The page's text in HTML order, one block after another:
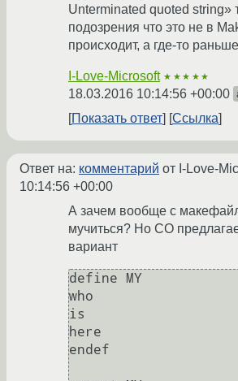
Unterminated quoted string»
подозрения что это не в
происходит, а где-то
I-Love-Microsoft ★★★★★
18.03.2016 10:14:56 +00:00
Показать ответ Ссылка
Ответ на: комментарий от I-Love-
10:14:56 +00:00
А зачем вообще с
мучиться? Но СО
вариант
define MY
who
is
here
endef